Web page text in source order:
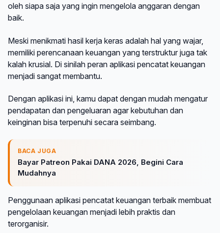
oleh siapa saja yang ingin mengelola anggaran dengan
baik.
Meski menikmati hasil kerja keras adalah hal yang wajar,
memiliki perencanaan keuangan yang terstruktur juga tak
kalah krusial. Di sinilah peran aplikasi pencatat keuangan
menjadi sangat membantu.
Dengan aplikasi ini, kamu dapat dengan mudah mengatur
pendapatan dan pengeluaran agar kebutuhan dan
keinginan bisa terpenuhi secara seimbang.
BACA JUGA
Bayar Patreon Pakai DANA 2026, Begini Cara
Mudahnya
Penggunaan aplikasi pencatat keuangan terbaik membuat
pengelolaan keuangan menjadi lebih praktis dan
terorganisir.